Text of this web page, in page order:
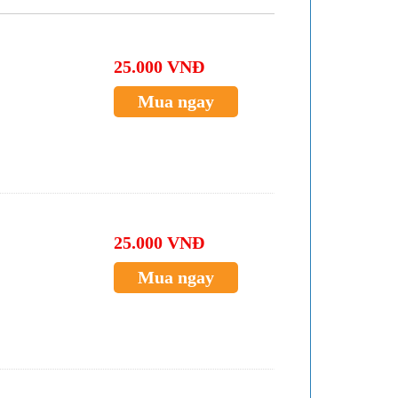
25.000 VNĐ
Mua ngay
25.000 VNĐ
Mua ngay